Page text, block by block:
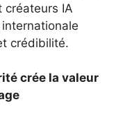
créateurs IA
crédibilité.
crée la valeur